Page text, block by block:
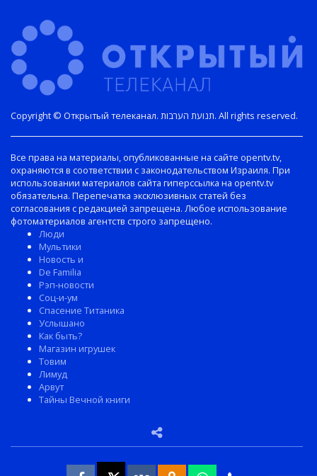
Copyright © Открытый телеканал. תנועת הערבות. All rights reserved.
Все права на материалы, опубликованные на сайте opentv.tv,
охраняются в соответствии с законодательством Израиля. При
использовании материалов сайта гиперссылка на opentv.tv
обязательна. Перепечатка эксклюзивных статей без
согласования с редакцией запрещена. Любое использование
фотоматериалов агентств строго запрещено.
Люди
Мультики
Новость и
De Familia
Рэп-новости
Соц-и-ум
Спасение Титаника
Услышано
Как быть?
Магазин игрушек
Товим
Лимуд
Арвут
Тайны Вечной книги